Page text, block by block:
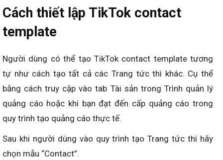
Cách thiết lập TikTok contact
template
Người dùng có thể tạo TikTok contact template tương
tự như cách tạo tất cả các Trang tức thì khác. Cụ thể
bằng cách truy cập vào tab Tài sản trong Trình quản lý
quảng cáo hoặc khi bạn đạt đến cấp quảng cáo trong
quy trình tạo quảng cáo thực tế.
Sau khi người dùng vào quy trình tạo Trang tức thì hãy
chọn mẫu “Contact”.